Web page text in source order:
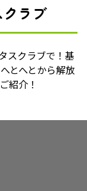
ラブ
スクラブで！基
とへとから解放
紹介！